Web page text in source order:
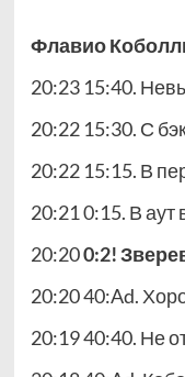
Флавио
20:23 15:40.
20:22 15:30. С
20:22 15:15. В
20:21 0:15. В
20:200:2!
20:20 40:Ad.
20:19 40:40. Не